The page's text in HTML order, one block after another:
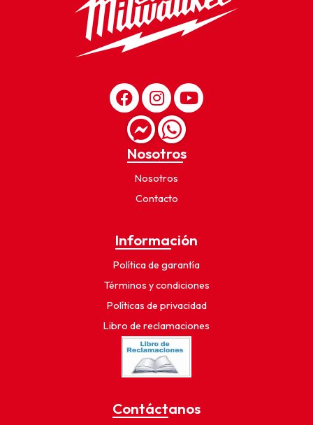
Nosotros
Nosotros
Contacto
Información
Política de garantía
Términos y condiciones
Políticas de privacidad
Libro de reclamaciones
Contáctanos